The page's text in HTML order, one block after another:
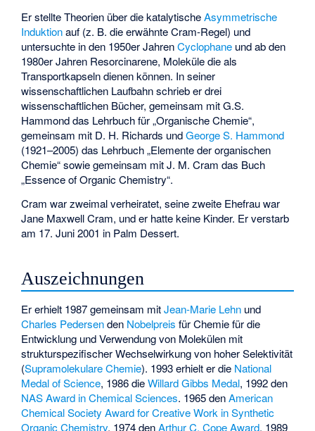
Er stellte Theorien über die katalytischeAsymmetrische
Induktionauf (z. B. die erwähnte Cram-Regel) und
untersuchte in den 1950er JahrenCyclophane und ab den
1980er Jahren Resorcinarene, Moleküle die als
Transportkapseln dienen können. In seiner
wissenschaftlichen Laufbahn schrieb er drei
wissenschaftlichen Bücher, gemeinsam mit G.S.
Hammond das Lehrbuch für „Organische Chemie“,
gemeinsam mit D. H. Richards undGeorge S. Hammond
(1921–2005) das Lehrbuch „Elemente der organischen
Chemie“ sowie gemeinsam mit J. M. Cram das Buch
„Essence of Organic Chemistry“.
Cram war zweimal verheiratet, seine zweite Ehefrau war
Jane Maxwell Cram, und er hatte keine Kinder. Er verstarb
am 17. Juni 2001 in Palm Dessert.
Auszeichnungen
Er erhielt 1987 gemeinsam mitJean-Marie Lehn und
Charles Pedersenden Nobelpreis für Chemie für die
Entwicklung und Verwendung von Molekülen mit
strukturspezifischer Wechselwirkung von hoher Selektivität
(Supramolekulare Chemie). 1993 erhielt er die National
Medal of Science, 1986 dieWillard Gibbs Medal, 1992 den
NAS Award in Chemical Sciences. 1965 denAmerican
Chemical Society Award for Creative Work in Synthetic
Organic Chemistry, 1974 denArthur C. Cope Award, 1989